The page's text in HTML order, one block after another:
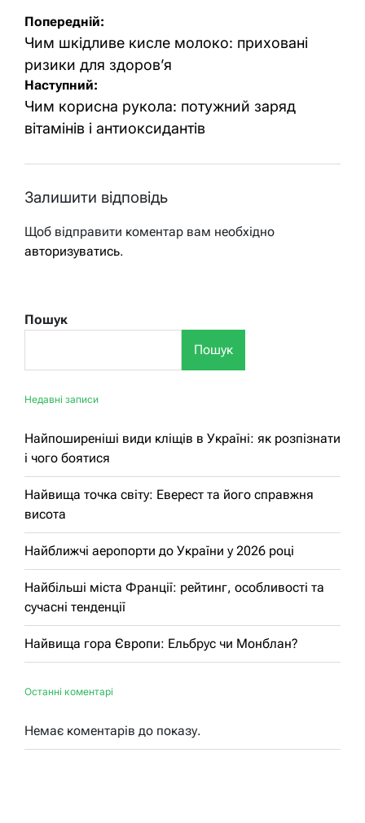
Навігація
записів
Попередній:
Чим шкідливе кисле молоко: приховані
ризики для здоров’я
Наступний:
Чим корисна рукола: потужний заряд
вітамінів і антиоксидантів
Залишити відповідь
Щоб відправити коментар вам необхідно
авторизуватись.
Пошук
Пошук
Недавні записи
Найпоширеніші види кліщів в Україні: як розпізнати
і чого боятися
Найвища точка світу: Еверест та його справжня
висота
Найближчі аеропорти до України у 2026 році
Найбільші міста Франції: рейтинг, особливості та
сучасні тенденції
Найвища гора Європи: Ельбрус чи Монблан?
Останні коментарі
Немає коментарів до показу.